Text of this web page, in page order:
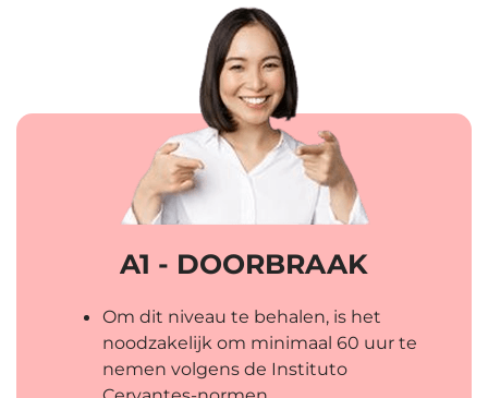
A1 - DOORBRAAK
Om dit niveau te behalen, is het
noodzakelijk om minimaal 60 uur te
nemen volgens de Instituto